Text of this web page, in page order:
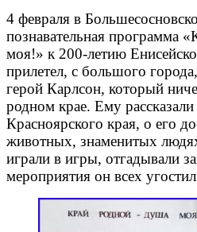
4 февраля в
познавательная программа
моя!» к 200-летию
прилетел, с большого
герой Карлсон, который
родном крае. Ему
Красноярского края, о его
животных, знаменитых
играли в игры, отгадывали
мероприятия он всех